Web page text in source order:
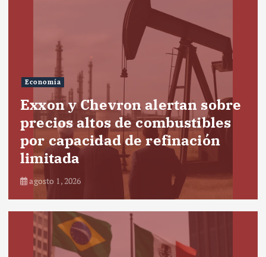
Economía
Exxon y Chevron alertan sobre
precios altos de combustibles
por capacidad de refinación
limitada
agosto 1, 2026